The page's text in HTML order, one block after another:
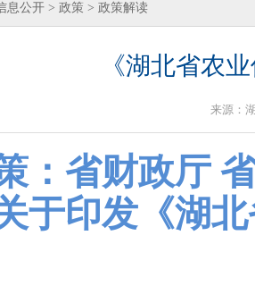
息公开 > 政策 > 政策解读
《湖北省农
来源：
：省财政厅
于印发《湖